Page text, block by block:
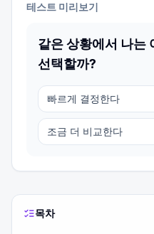
테스트 미리보기
같은 상황에서 나는
선택할까?
빠르게 결정한다
조금 더 비교한다
목차